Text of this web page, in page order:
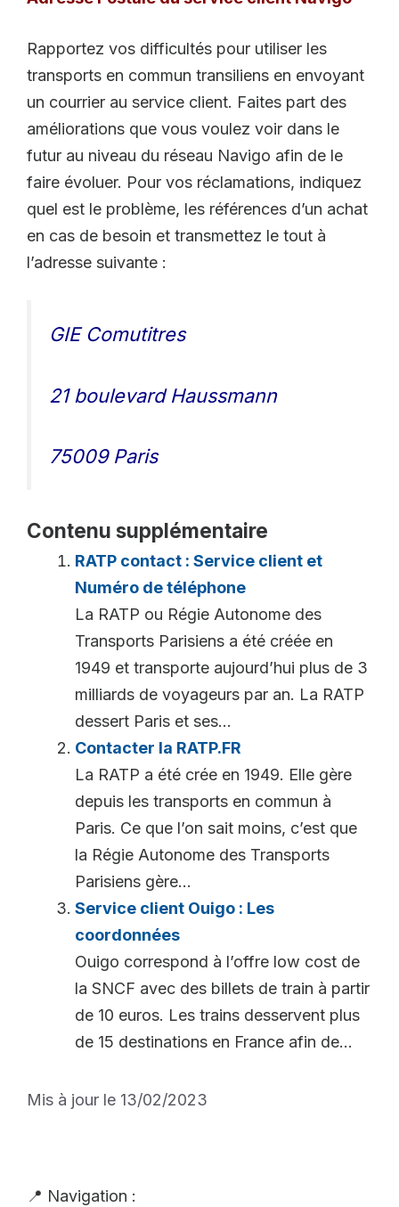
Rapportez vos difficultés pour utiliser les
transports en commun transiliens en envoyant
un courrier au service client. Faites part des
améliorations que vous voulez voir dans le
futur au niveau du réseau Navigo afin de le
faire évoluer. Pour vos réclamations, indiquez
quel est le problème, les références d’un achat
en cas de besoin et transmettez le tout à
l’adresse suivante :
GIE Comutitres
21 boulevard Haussmann
75009 Paris
Contenu supplémentaire
RATP contact : Service client et
Numéro de téléphone
La RATP ou Régie Autonome des
Transports Parisiens a été créée en
1949 et transporte aujourd’hui plus de 3
milliards de voyageurs par an. La RATP
dessert Paris et ses...
Contacter la RATP.FR
La RATP a été crée en 1949. Elle gère
depuis les transports en commun à
Paris. Ce que l’on sait moins, c’est que
la Régie Autonome des Transports
Parisiens gère...
Service client Ouigo : Les
coordonnées
Ouigo correspond à l’offre low cost de
la SNCF avec des billets de train à partir
de 10 euros. Les trains desservent plus
de 15 destinations en France afin de...
Mis à jour le 13/02/2023
📍 Navigation :